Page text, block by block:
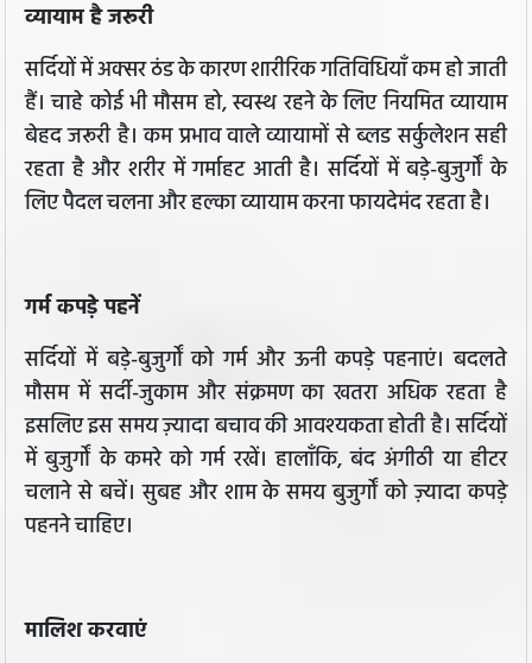
व्यायाम है जरूरी
सर्दियों में अक्सर ठंड के कारण शारीरिक गतिविधियाँ कम हो जाती
हैं। चाहे कोई भी मौसम हो, स्वस्थ रहने के लिए नियमित व्यायाम
बेहद जरूरी है। कम प्रभाव वाले व्यायामों से ब्लड सर्कुलेशन सही
रहता है और शरीर में गर्माहट आती है। सर्दियों में बड़े-बुजुर्गों के
लिए पैदल चलना और हल्का व्यायाम करना फायदेमंद रहता है।
गर्म कपड़े पहनें
सर्दियों में बड़े-बुजुर्गों को गर्म और ऊनी कपड़े पहनाएं। बदलते
मौसम में सर्दी-जुकाम और संक्रमण का खतरा अधिक रहता है
इसलिए इस समय ज़्यादा बचाव की आवश्यकता होती है। सर्दियों
में बुजुर्गों के कमरे को गर्म रखें। हालाँकि, बंद अंगीठी या हीटर
चलाने से बचें। सुबह और शाम के समय बुजुर्गों को ज़्यादा कपड़े
पहनने चाहिए।
मालिश करवाएं